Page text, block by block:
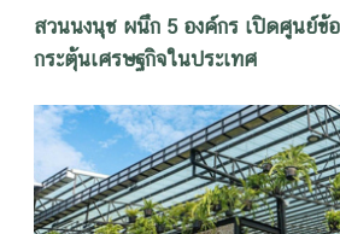
สวนนงนุช ผนึก 5 องค์กร เปิดศูนย์ข้
กระตุ้นเศรษฐกิจในประเทศ